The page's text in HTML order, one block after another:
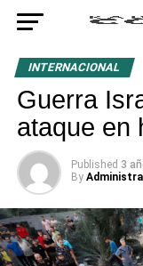
INTERNACIONAL
Guerra
ataque en
Published 3
By